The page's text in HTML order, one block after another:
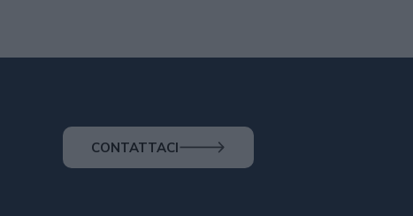
CONTATTACI